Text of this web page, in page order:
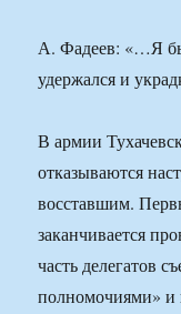
А. Фадеев: «…Я
удержался и
В армии
отказываются
восставшим.
заканчивается
часть делегатов
полномочиями»